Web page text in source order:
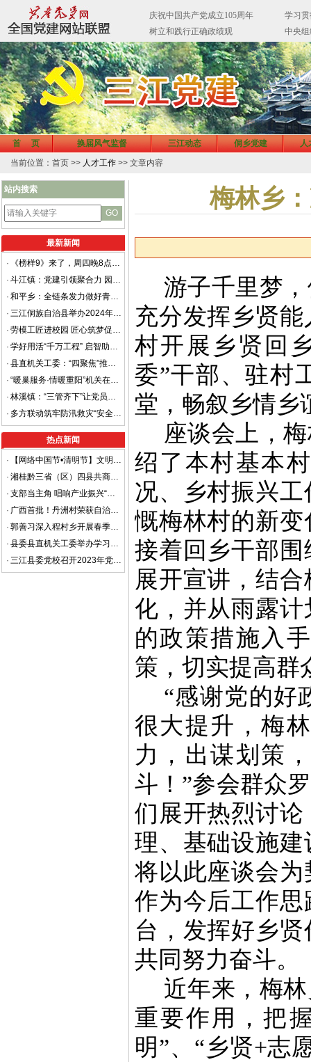
首 页 换届风气监督 三江动态 侗乡党建
人
当前位置：首页 >> 人才工作 >> 文章内容
站内搜索
最新新闻
·
《榜样9》来了，周四晚8点档锁定CCTV-1
·
斗江镇：党建引领聚合力 园区自治促文明
·
和平乡：全链条发力做好青年干部培育工作
·
三江侗族自治县举办2024年致富带头人培训班
·
劳模工匠进校园 匠心筑梦促成长
·
学好用活“千万工程” 启智助力乡村振兴
·
县直机关工委：“四聚焦”推动机关党建高质量发展
·
“暖巢服务·情暖重阳”机关在行动
·
林溪镇：“三管齐下”让党员教育 有地学、有课上、有人讲
·
多方联动筑牢防汛救灾“安全堤” ——高基瑶族乡党员干部奔走防汛一线显担当
热点新闻
·
【网络中国节•清明节】文明祭祀，平安清明
·
湘桂黔三省（区）四县共商平安边界建设 着力打造省际平安边界样板区
·
支部当主角 唱响产业振兴“重头戏”
·
广西首批！丹洲村荣获自治区级“金字招牌”
·
郭善习深入程村乡开展春季走访慰问工作
·
县委县直机关工委举办学习贯彻党的二十大精神进机关宣讲报告会
·
三江县委党校召开2023年党风廉政建设暨清廉机关工作部署会
梅林乡
游子千里梦
充分发挥乡贤
村开展乡贤回
委”干部、驻村
堂，畅叙乡情乡
座谈会上，
绍了本村基本
况、乡村振兴
慨梅林村的新
接着回乡干部
展开宣讲，结
化，并从雨露
的政策措施入
策，切实提高群
“感谢党的好
很大提升，梅
力，出谋划策
斗！”参会群众
们展开热烈讨
理、基础设施
将以此座谈会
作为今后工作
台，发挥好乡
共同努力奋斗。
近年来，梅
重要作用，把
明”、“乡贤+志